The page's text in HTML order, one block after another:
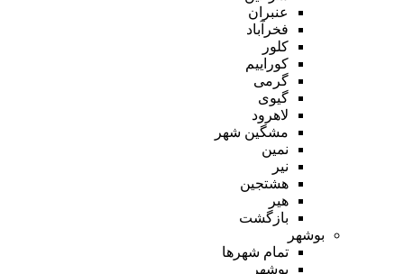
عنبران
فخرآباد
کلور
کوراییم
گرمی
گیوی
لاهرود
مشگین شهر
نمین
نیر
هشتجین
هیر
بازگشت
بوشهر
تمام شهر‌ها
بوشهر